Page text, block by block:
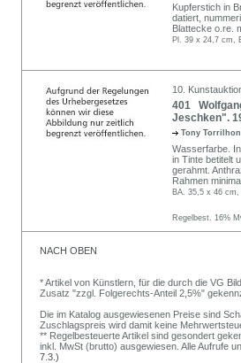
Kupferstich in
datiert,
Blattecke o.re.
Pl. 39 x 24,7 cm,
10.
401
Jeschken".
Tony
Wasserfarbe.
in Tinte betitelt
gerahmt.
Rahmen
BA. 35,5 x 46
Regelbest. 16%
NACH OBEN
* Artikel von Künstlern, für die durch die VG
Zusatz "zzgl. Folgerechts-Anteil 2,5%"
Die im Katalog ausgewiesenen Preise sind
Zuschlagspreis wird damit keine
** Regelbesteuerte Artikel sind gesondert
inkl. MwSt (brutto) ausgewiesen. Alle Aufrufe
7.3.)